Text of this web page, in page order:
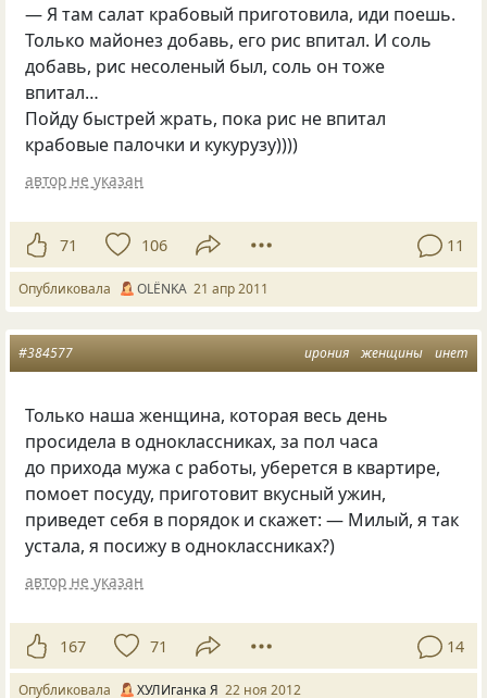
— Я там салат крабовый приготовила, иди поешь.
Только майонез добавь, его рис впитал. И соль
добавь, рис несоленый был, соль он тоже
впитал…
Пойду быстрей жрать, пока рис не впитал
крабовые палочки и кукурузу))))
автор не указан
71 106 11
Опубликовала OLЁNKA 21 апр 2011
ирония женщины инет
#384577
Только наша женщина, которая весь день
просидела в одноклассниках, за пол часа
до прихода мужа с работы, уберется в квартире,
помоет посуду, приготовит вкусный ужин,
приведет себя в порядок и скажет: — Милый, я так
устала, я посижу в одноклассниках?)
автор не указан
167 71 14
Опубликовала ХУЛИганка Я 22 ноя 2012